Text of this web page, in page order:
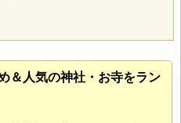
＆人気の神社・お寺をラン